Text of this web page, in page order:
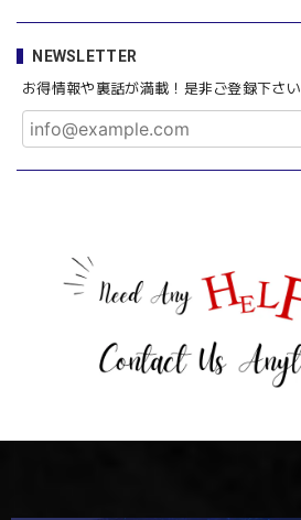
NEWSLETTER
お得情報や裏話が満載！是非ご登録下さい